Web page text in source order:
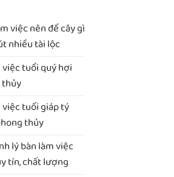
việc nên để cây gì
nhiều tài lộc
việc tuổi quý hợi
việc tuổi giáp tý
thủy
lý bàn làm việc
tín, chất lượng